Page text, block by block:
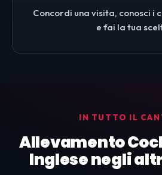
Concordi una visita, conosci i
e fai la tua
IN TUTTO IL
Allevamento
Inglese negli